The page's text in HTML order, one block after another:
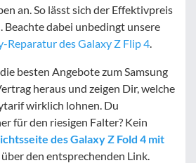
an. So lässt sich der Effektivpreis
Beachte dabei unbedingt unsere
Reparatur des Galaxy Z Flip 4
besten Angebote zum Samsung
heraus und zeigen Dir, welche
wirklich lohnen. Du
für den riesigen Falter? Kein
des Galaxy Z Fold 4 mit
den entsprechenden Link.